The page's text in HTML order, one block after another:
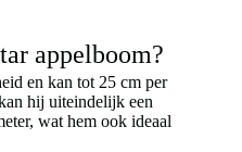
appelboom?
en kan tot 25 cm per
hij uiteindelijk een
wat hem ook ideaal